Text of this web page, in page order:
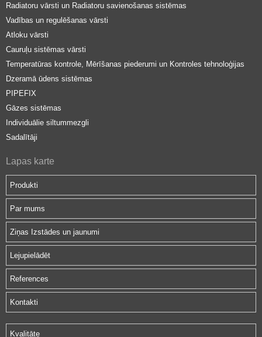
Radiatoru vārsti un Radiatoru savienošanas sistēmas
Vadības un regulēšanas vārsti
Atloku vārsti
Cauruļu sistēmas vārsti
Temperatūras kontrole, Mērīšanas piederumi un Kontroles tehnoloģijas
Dzeramā ūdens sistēmas
PIPEFIX
Gāzes sistēmas
Individuālie siltummezgli
Sadalītāji
Lapas karte
Produkti
Par mums
Ziņas Izstādes un jaunumi
Lejupielādēt
References
Kontakti
Kvalitāte